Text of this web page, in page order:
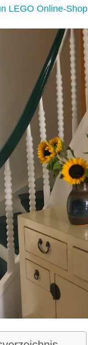
LEGO Online-Shop